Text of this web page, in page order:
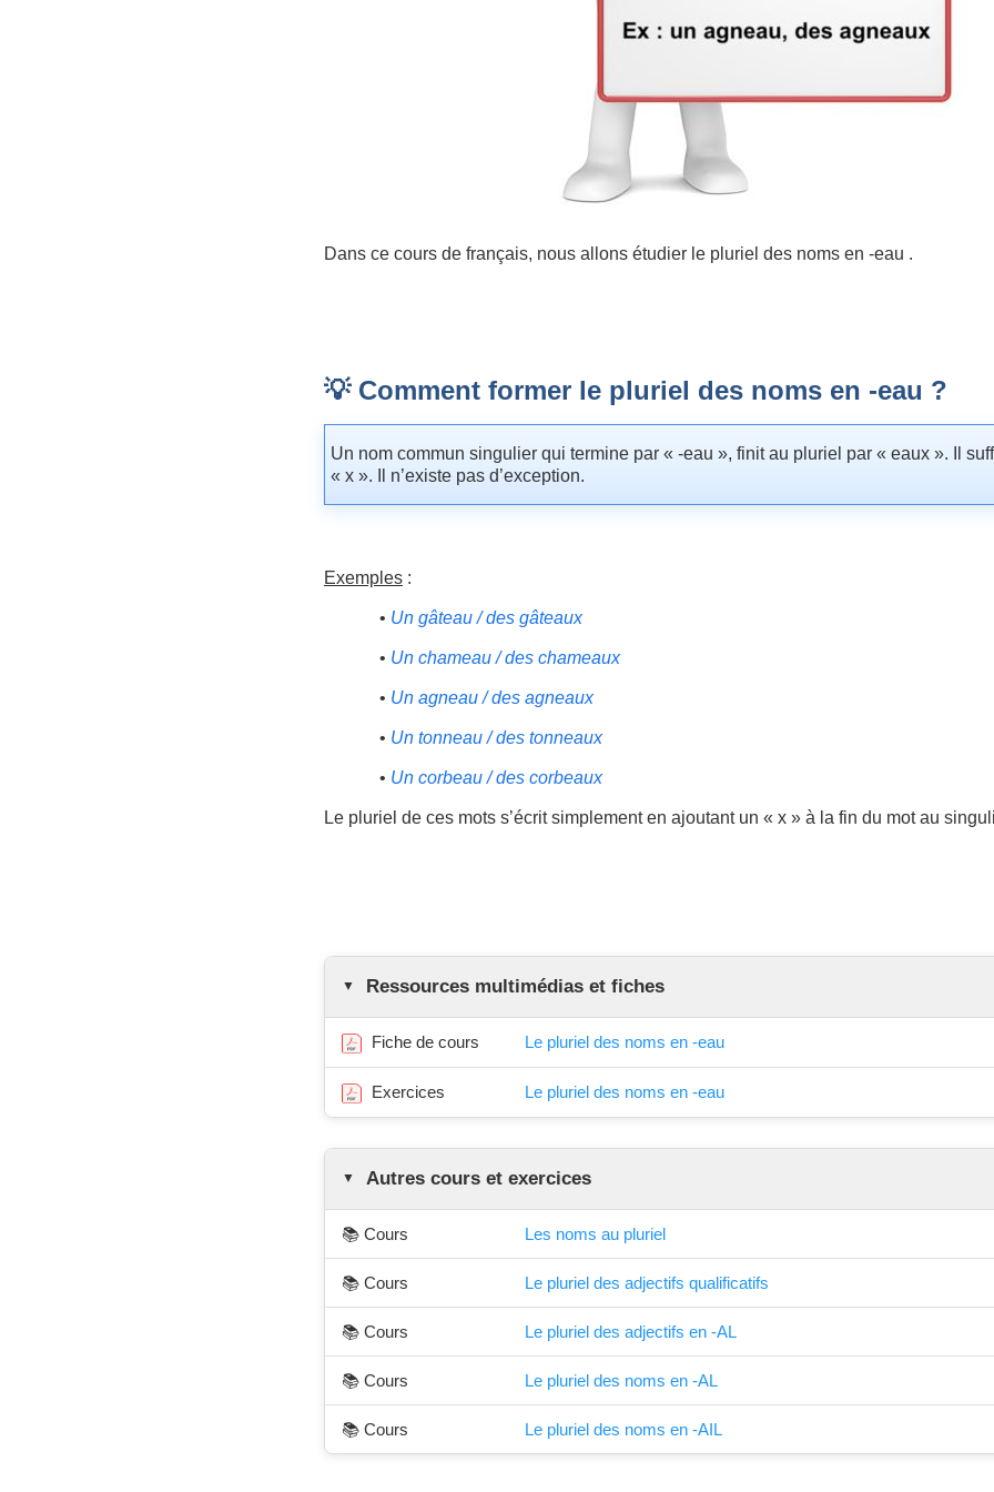
Dans ce cours de français, nous allons étudier le pluriel des noms en -eau .
💡 Comment former le pluriel des noms en -eau ?
Un nom commun singulier qui termine par « -eau », finit au pluriel par « eaux ». Il
« x ». Il n’existe pas d’exception.
Exemples :
• Un gâteau / des gâteaux
• Un chameau / des chameaux
• Un agneau / des agneaux
• Un tonneau / des tonneaux
• Un corbeau / des corbeaux
Le pluriel de ces mots s’écrit simplement en ajoutant un « x » à la fin du mot au
Ressources multimédias et fiches
Fiche de cours Le pluriel des noms en -eau
Exercices Le pluriel des noms en -eau
Autres cours et exercices
📚 Cours Les noms au pluriel
📚 Cours Le pluriel des adjectifs qualificatifs
📚 Cours Le pluriel des adjectifs en -AL
📚 Cours Le pluriel des noms en -AL
📚 Cours Le pluriel des noms en -AIL